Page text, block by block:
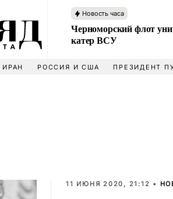
Новость часа
Черноморский флот
катер ВСУ
ИРАН РОССИЯ И США ПРЕЗИДЕНТ
11 ИЮНЯ 2020, 21:12 •